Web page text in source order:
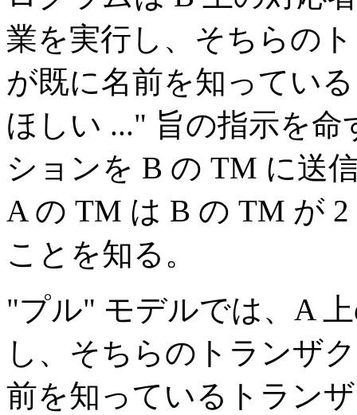
業を実行し、そちらの
が既に名前を知ってい
ほしい ..." 旨の指示を
ションを B の TM に送
A の TM は B の TM が
ことを知る。
"プル" モデルでは、A
し、そちらのトランザ
前を知っているトラン